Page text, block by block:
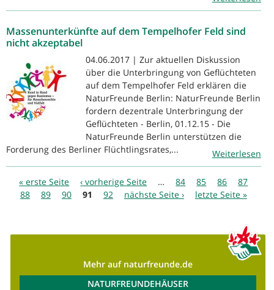
Massenunterkünfte auf dem Tempelhofer Feld sind
nicht akzeptabel
04.06.2017 | Zur aktuellen Diskussion
über die Unterbringung von Geflüchteten
auf dem Tempelhofer Feld erklären die
NaturFreunde Berlin: NaturFreunde Berlin
fordern dezentrale Unterbringung der
Geflüchteten - Berlin, 01.12.15 - Die
NaturFreunde Berlin unterstützen die
Forderung des Berliner Flüchtlingsrates,...
Weiterlesen
Seiten
« erste Seite ‹ vorherige Seite … 84 85 86
87
88
89 90 91 92 nächste Seite › letzte Seite »
Mehr auf naturfreunde.de
NATURFREUNDEHÄUSER